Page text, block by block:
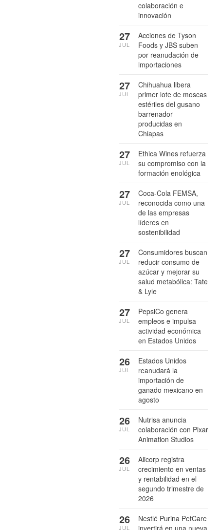
colaboración e
innovación
Acciones de Tyson
Foods y JBS suben
por reanudación de
importaciones
27
JUL
Chihuahua libera
primer lote de moscas
estériles del gusano
barrenador
producidas en
Chiapas
27
JUL
Ethica Wines refuerza
su compromiso con la
formación enológica
27
JUL
Coca-Cola FEMSA,
reconocida como una
de las empresas
líderes en
sostenibilidad
27
JUL
Consumidores buscan
reducir consumo de
azúcar y mejorar su
salud metabólica: Tate
& Lyle
27
JUL
PepsiCo genera
empleos e impulsa
actividad económica
en Estados Unidos
27
JUL
Estados Unidos
reanudará la
importación de
ganado mexicano en
agosto
26
JUL
Nutrisa anuncia
colaboración con Pixar
Animation Studios
26
JUL
Alicorp registra
crecimiento en ventas
y rentabilidad en el
segundo trimestre de
2026
26
JUL
Nestlé Purina PetCare
invertirá en una nueva
26
JUL